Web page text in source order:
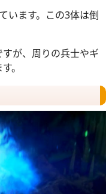
います。この3体は倒
が、周りの兵士やギ
。